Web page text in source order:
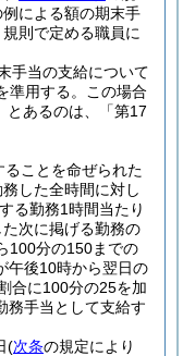
例による額の期末手
則で定める職員に
手当の支給について
準用する。
この場合
とあるのは、「第17
ことを命ぜられた
した全時間に対し
る勤務1時間当たり
次に掲げる勤務の
100分の150までの
午後10時から翌日の
合に100分の25を加
務手当として支給す
(次条の規定により